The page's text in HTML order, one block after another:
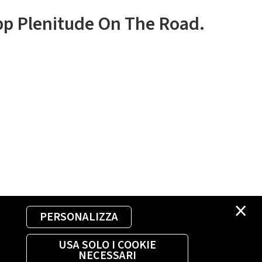
×
PERSONALIZZA
USA SOLO I COOKIE
NECESSARI
Plenitude On The Road.